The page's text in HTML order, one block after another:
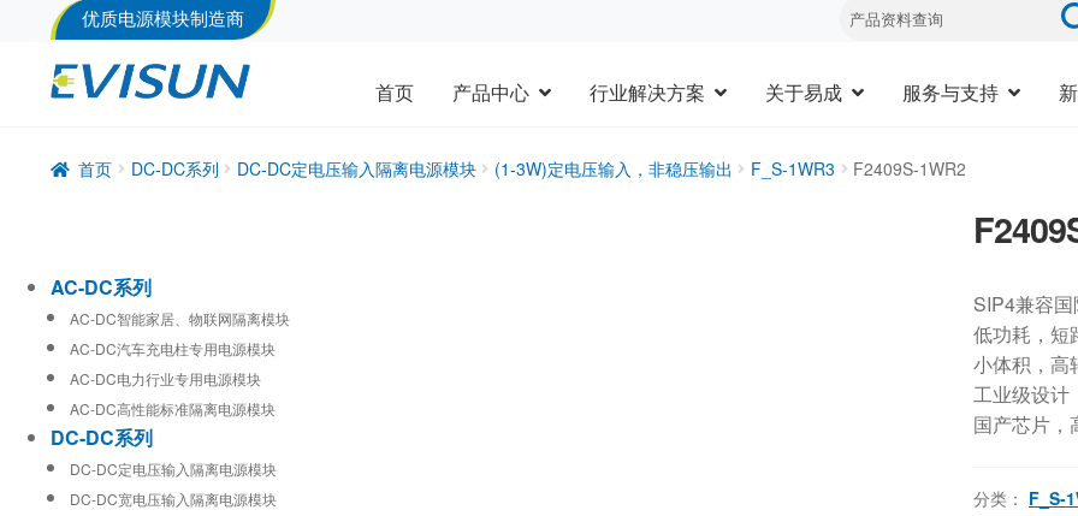
优质电源模块制造商
首页 产品中心 行业解决方案 关于易成 服务与支持
首页 DC-DC系列 DC-DC定电压输入隔离电源模块 (1-3W)定电压输入，非稳压输出 F_S-1WR3 F2409S-1WR2
SIP4兼容
低功耗，短
小体积，高
工业级设计
国产芯片，
分类： F_S-
AC-DC系列
AC-DC智能家居、物联网隔离模块
AC-DC汽车充电柱专用电源模块
AC-DC电力行业专用电源模块
AC-DC高性能标准隔离电源模块
DC-DC系列
DC-DC定电压输入隔离电源模块
DC-DC宽电压输入隔离电源模块